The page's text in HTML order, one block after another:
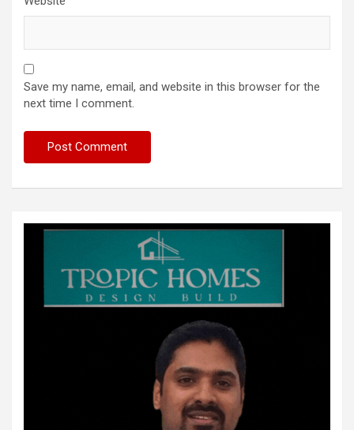
Save my name, email, and website in this browser for the
next time I comment.